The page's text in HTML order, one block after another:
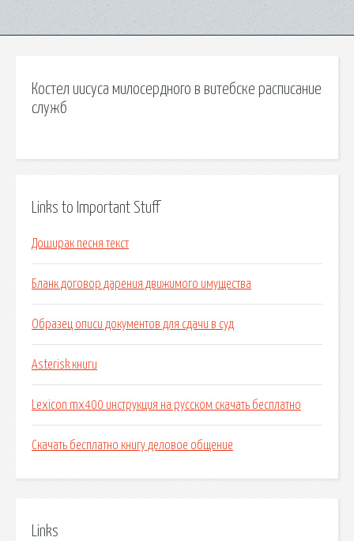
Костел иисуса милосердного в витебске расписание
служб
Links to Important Stuff
Доширак песня текст
Бланк договор дарения движимого имущества
Образец описи документов для сдачи в суд
Asterisk книги
Lexicon mx400 инструкция на русском скачать бесплатно
Скачать бесплатно книгу деловое общение
Links